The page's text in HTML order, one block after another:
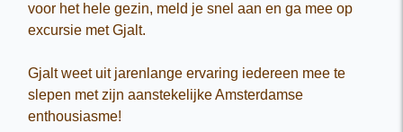
voor het hele gezin, meld je snel aan en ga mee op
excursie met Gjalt.
Gjalt weet uit jarenlange ervaring iedereen mee te
slepen met zijn aanstekelijke Amsterdamse
enthousiasme!